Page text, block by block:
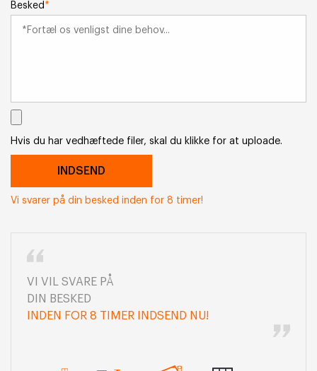
Besked *
Hvis du har vedhæftede filer, skal du klikke for at uploade.
Vi svarer på din besked inden for 8 timer!
VI VIL SVARE PÅ
DIN BESKED
INDEN FOR 8 TIMER INDSEND NU!